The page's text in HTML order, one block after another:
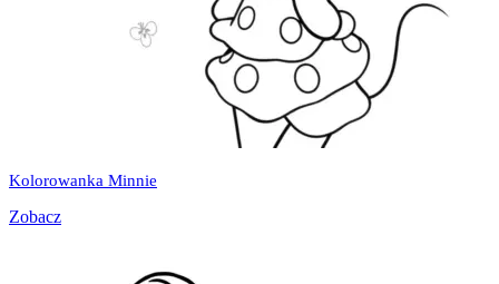
Kolorowanka Minnie
Zobacz